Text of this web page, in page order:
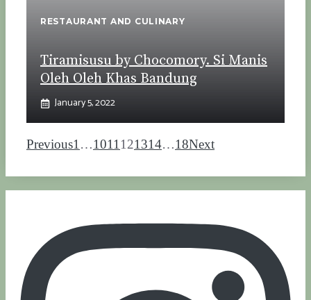
RESTAURANT AND CULINARY
Tiramisusu by Chocomory. Si Manis
Oleh Oleh Khas Bandung
January 5, 2022
Previous1 …1011 121314…18Next